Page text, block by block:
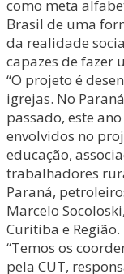
como meta
Brasil de uma
da realidade
capazes de fazer
“O projeto é
igrejas. No
passado, este
envolvidos no
educação,
trabalhadores
Paraná,
Marcelo
Curitiba e Região.
“Temos os
pela CUT,